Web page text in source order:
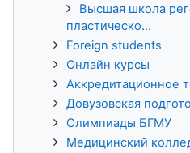
Высшая школа
пластическо...
Foreign students
Онлайн курсы
Аккредитационное
Довузовская
Олимпиады БГМУ
Медицинский